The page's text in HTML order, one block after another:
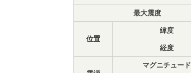
最大震度
位置
緯度
経度
マグニチュード